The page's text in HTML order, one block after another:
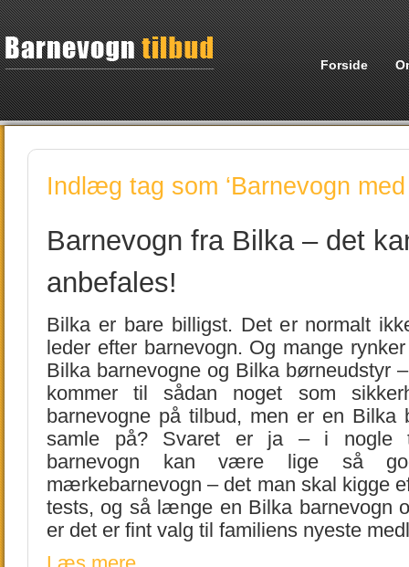
Forside
Indlæg tag som ‘Barnevogn med
Barnevogn fra Bilka – det
anbefales!
Bilka er bare billigst. Det er normalt
leder efter barnevogn. Og mange
Bilka barnevogne og Bilka børneudstyr
kommer til sådan noget som
barnevogne på tilbud, men er en
samle på? Svaret er ja – i nogle
barnevogn kan være lige så
mærkebarnevogn – det man skal kigge
tests, og så længe en Bilka barnevogn
er det er fint valg til familiens nyeste